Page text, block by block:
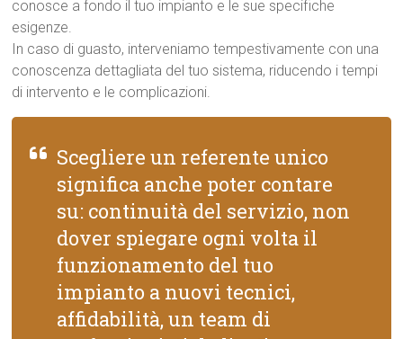
conosce a fondo il tuo impianto e le sue specifiche
esigenze.
In caso di guasto, interveniamo tempestivamente con una
conoscenza dettagliata del tuo sistema, riducendo i tempi
di intervento e le complicazioni.
Scegliere un referente unico
significa anche poter contare
su: continuità del servizio, non
dover spiegare ogni volta il
funzionamento del tuo
impianto a nuovi tecnici,
affidabilità, un team di